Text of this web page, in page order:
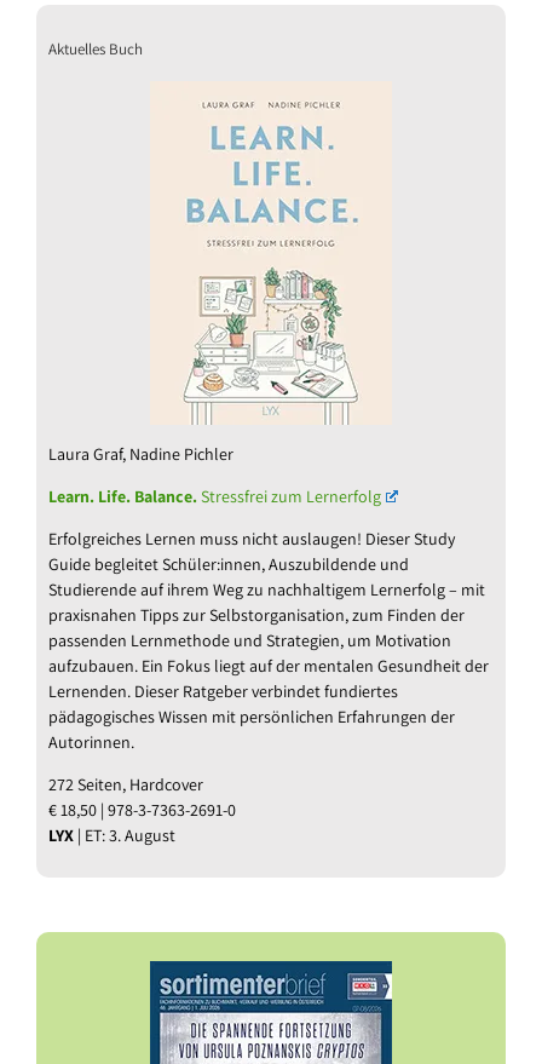
Aktuelles Buch
Laura Graf, Nadine Pichler
Learn. Life. Balance.Stressfrei zum Lernerfolg
Erfolgreiches Lernen muss nicht auslaugen! Dieser Study
Guide begleitet Schüler:innen, Auszubildende und
Studierende auf ihrem Weg zu nachhaltigem Lernerfolg – mit
praxisnahen Tipps zur Selbstorganisation, zum Finden der
passenden Lernmethode und Strategien, um Motivation
aufzubauen. Ein Fokus liegt auf der mentalen Gesundheit der
Lernenden. Dieser Ratgeber verbindet fundiertes
pädagogisches Wissen mit persönlichen Erfahrungen der
Autorinnen.
272 Seiten, Hardcover
€ 18,50 | 978-3-7363-2691-0
LYX | ET: 3. August